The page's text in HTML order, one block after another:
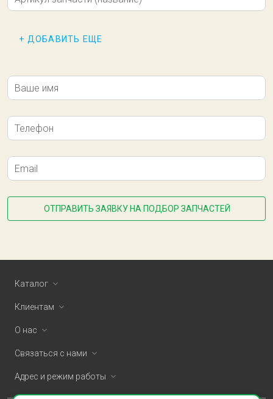
+ ДОБАВИТЬ ЕЩЕ
Ваше имя
Телефон
Email
ОТПРАВИТЬ ЗАЯВКУ НА ПОДБОР ЗАПЧАСТЕЙ
Каталог
Клиентам
О нас
Связаться с нами
Адрес и режим работы